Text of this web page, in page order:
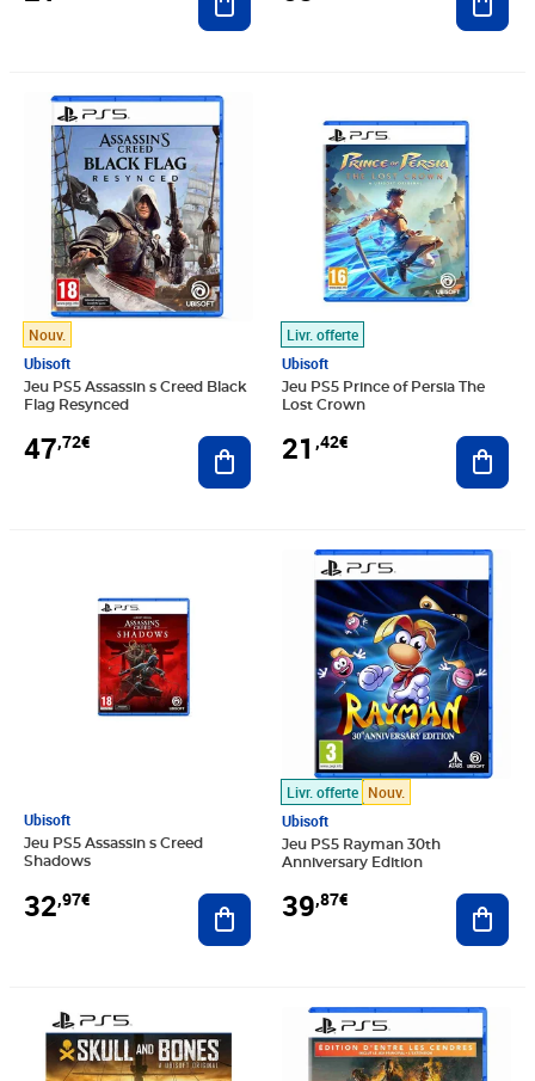
Nouv.
Ubisoft
Jeu PS5 Assassin s Creed Black
Flag Resynced
47,72€
Prix 47,72€
Ajouter au panier
Livr. offerte
Ubisoft
Jeu PS5 Prince of Persia The
Lost Crown
21 ,42€
Ubisoft
Jeu PS5 Assassin s Creed
Shadows
32,97€ Ajouter au panier
Livr. offerte Nouv.
Ubisoft
Jeu PS5 Rayman 30th
Anniversary Edition
39,87€
Prix 39,87€
Prix barré 29,99€
Prix 14,69€ Prix 50,97€